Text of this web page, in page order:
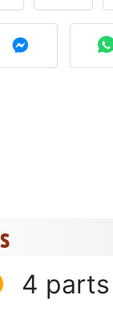
votre
4